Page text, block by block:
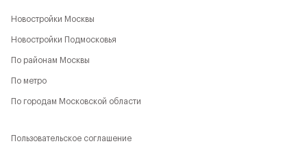
Новостройки Москвы
Новостройки Подмосковья
По районам Москвы
По метро
По городам Московской области
Пользовательское соглашение